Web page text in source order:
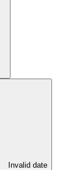
Invalid date